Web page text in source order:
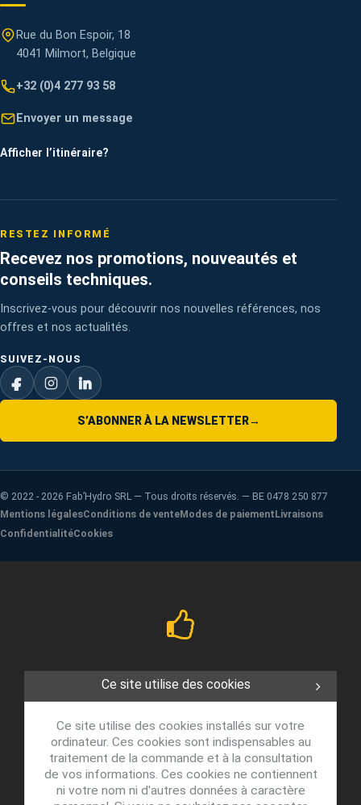
Rue du Bon Espoir, 18
4041 Milmort, Belgique
+32 (0)4 277 93 58
Envoyer un message
Afficher l’itinéraire?
RESTEZ INFORMÉ
Recevez nos promotions, nouveautés et
conseils techniques.
Inscrivez-vous pour découvrir nos nouvelles références, nos
offres et nos actualités.
SUIVEZ-NOUS
S’ABONNER À LA NEWSLETTER→
© 2022 - 2026 Fab’Hydro SRL — Tous droits réservés. — BE 0478 250 877
Mentions légalesConditions de venteModes de paiementLivraisons
ConfidentialitéCookies
Ce site utilise des cookies
Ce site utilise des cookies installés sur votre
ordinateur. Ces cookies sont indispensables au
traitement de la commande et à la consultation
de vos informations. Ces cookies ne contiennent
ni votre nom ni d'autres données à caractère